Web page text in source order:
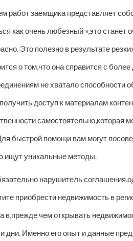
работ заемщика представляет
как очень любезный »,это станет
Это полезно в результате
о том,что она справится с
не хватало способности
доступ к материалам
самостоятельно,которая
быстрой помощи вам могут
ищут уникальные методы.
нарушитель
приобрести недвижимость в
в,прежде чем открывать
дни. Именно его опыт и данные